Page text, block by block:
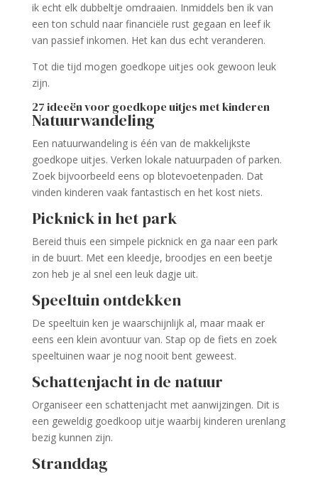
ik echt elk dubbeltje omdraaien. Inmiddels ben ik van
een ton schuld naar financiële rust gegaan en leef ik
van passief inkomen. Het kan dus echt veranderen.
Tot die tijd mogen goedkope uitjes ook gewoon leuk
zijn.
27 ideeën voor goedkope uitjes met kinderen
Natuurwandeling
Een natuurwandeling is één van de makkelijkste
goedkope uitjes. Verken lokale natuurpaden of parken.
Zoek bijvoorbeeld eens op blotevoetenpaden. Dat
vinden kinderen vaak fantastisch en het kost niets.
Picknick in het park
Bereid thuis een simpele picknick en ga naar een park
in de buurt. Met een kleedje, broodjes en een beetje
zon heb je al snel een leuk dagje uit.
Speeltuin ontdekken
De speeltuin ken je waarschijnlijk al, maar maak er
eens een klein avontuur van. Stap op de fiets en zoek
speeltuinen waar je nog nooit bent geweest.
Schattenjacht in de natuur
Organiseer een schattenjacht met aanwijzingen. Dit is
een geweldig goedkoop uitje waarbij kinderen urenlang
bezig kunnen zijn.
Stranddag